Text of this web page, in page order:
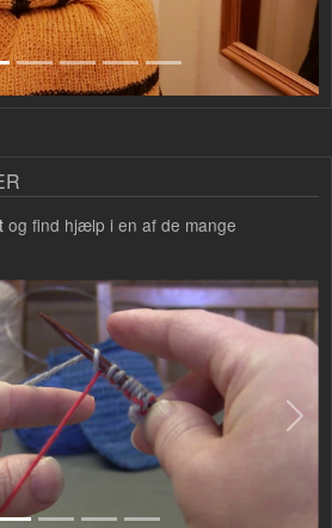
og find hjælp i en af de mange